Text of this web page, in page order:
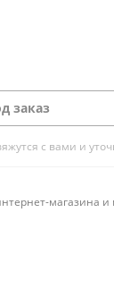
заказ
с вами и
магазина